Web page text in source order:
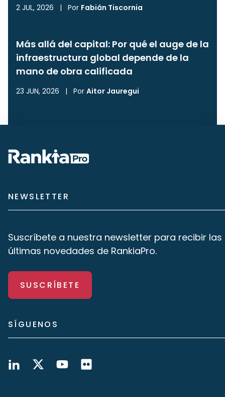
2 JUL, 2026 | Por Fabián Tiscornia
Más allá del capital: Por qué el auge de la
infraestructura global depende de la
mano de obra calificada
23 JUN, 2026 | Por Aitor Jauregui
NEWSLETTER
Suscríbete a nuestra newsletter para recibir las
últimas novedades de RankiaPro.
SUSCRÍBETE
SÍGUENOS